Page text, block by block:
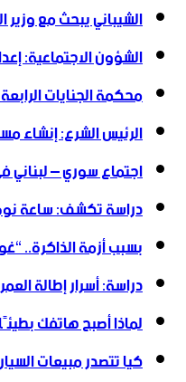
الشيباني يبحث مع وزير
الشؤون الاجتماعية:
محكمة الجنايات
الرئيس الشرع: إنشاء
اجتماع سوري – لبناني
دراسة تكشف: ساعة
بسبب أزمة الذاكرة..
دراسة: أسرار إطالة
لماذا أصبح هاتفك بطيئًا؟ 6 أسباب رئيسية و8 طرق فعالة
كيا تتصدر مبيعات